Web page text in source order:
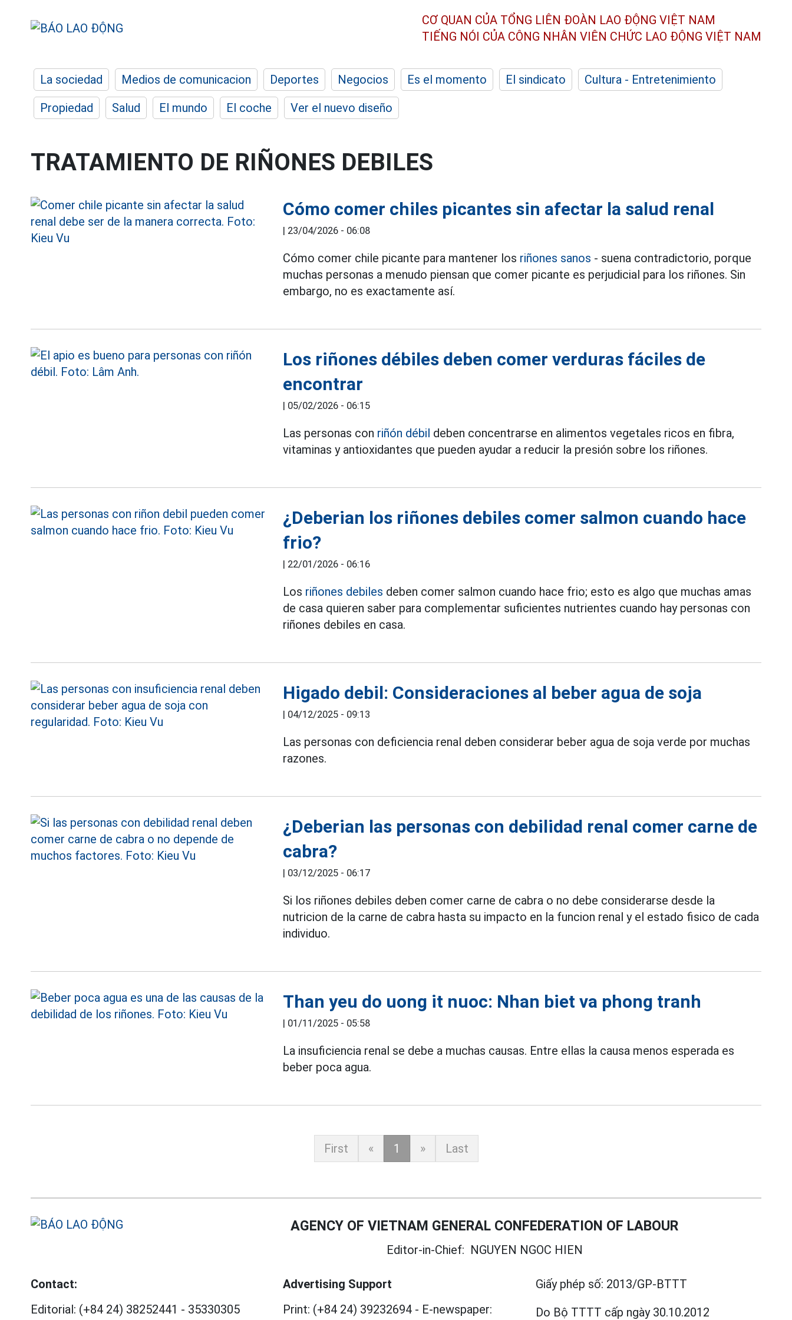
CƠ QUAN CỦA TỔNG LIÊN ĐOÀN LAO ĐỘNG VIỆT NAM
TIẾNG NÓI CỦA CÔNG NHÂN VIÊN CHỨC LAO ĐỘNG VIỆT NAM
La sociedad Medios de comunicacion Deportes Negocios Es el momento El sindicato
Cultura - Entretenimiento
Propiedad
Salud El mundo El coche Ver el nuevo diseño
TRATAMIENTO DE RIÑONES DEBILES
Cómo comer chiles picantes sin afectar la salud renal
| 23/04/2026 - 06:08
Cómo comer chile picante para mantener los riñones sanos - suena contradictorio, porque
muchas personas a menudo piensan que comer picante es perjudicial para los riñones. Sin
embargo, no es exactamente así.
Los riñones débiles deben comer verduras fáciles de
encontrar
| 05/02/2026 - 06:15
Las personas con riñón débil deben concentrarse en alimentos vegetales ricos en fibra,
vitaminas y antioxidantes que pueden ayudar a reducir la presión sobre los riñones.
¿Deberian los riñones debiles comer salmon cuando hace
frio?
| 22/01/2026 - 06:16
Los riñones debiles deben comer salmon cuando hace frio; esto es algo que muchas amas
de casa quieren saber para complementar suficientes nutrientes cuando hay personas con
riñones debiles en casa.
Higado debil: Consideraciones al beber agua de soja
| 04/12/2025 - 09:13
Las personas con deficiencia renal deben considerar beber agua de soja verde por muchas
razones.
¿Deberian las personas con debilidad renal comer carne de
cabra?
| 03/12/2025 - 06:17
Si los riñones debiles deben comer carne de cabra o no debe considerarse desde la
nutricion de la carne de cabra hasta su impacto en la funcion renal y el estado fisico de cada
individuo.
Than yeu do uong it nuoc: Nhan biet va phong tranh
| 01/11/2025 - 05:58
La insuficiencia renal se debe a muchas causas. Entre ellas la causa menos esperada es
beber poca agua.
First « 1 » Last
AGENCY OF VIETNAM GENERAL CONFEDERATION OF LABOUR
Editor-in-Chief: NGUYEN NGOC HIEN
Contact:
Editorial: (+84 24) 38252441 - 35330305
Advertising Support
Print: (+84 24) 39232694 - E-newspaper:
Giấy phép số: 2013/GP-BTTT
Do Bộ TTTT cấp ngày 30.10.2012